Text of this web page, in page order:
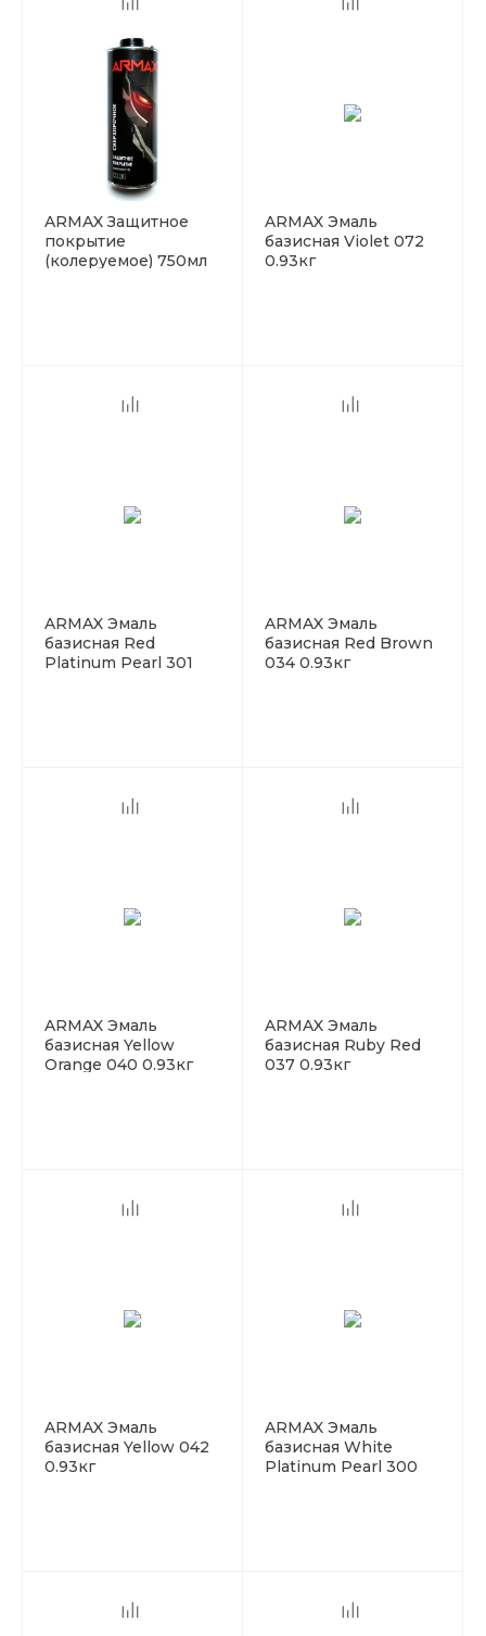
ARMAX Защитное
покрытие
(колеруемое) 750мл
ARMAX Эмаль
базисная Violet 072
0.93кг
ARMAX Эмаль
базисная Red
Platinum Pearl 301
ARMAX Эмаль
базисная Red Brown
034 0.93кг
ARMAX Эмаль
базисная Yellow
Orange 040 0.93кг
ARMAX Эмаль
базисная Ruby Red
037 0.93кг
ARMAX Эмаль
базисная Yellow 042
0.93кг
ARMAX Эмаль
базисная White
Platinum Pearl 300